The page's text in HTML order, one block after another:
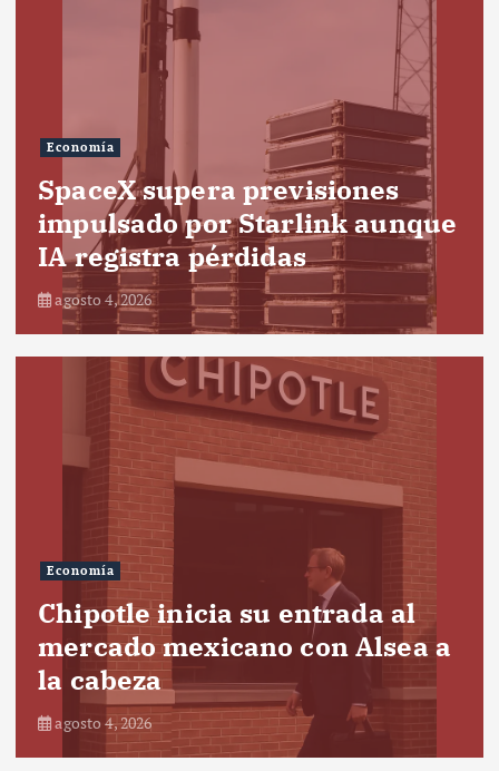
Economía
SpaceX supera previsiones
impulsado por Starlink aunque
IA registra pérdidas
agosto 4, 2026
Economía
Chipotle inicia su entrada al
mercado mexicano con Alsea a
la cabeza
agosto 4, 2026